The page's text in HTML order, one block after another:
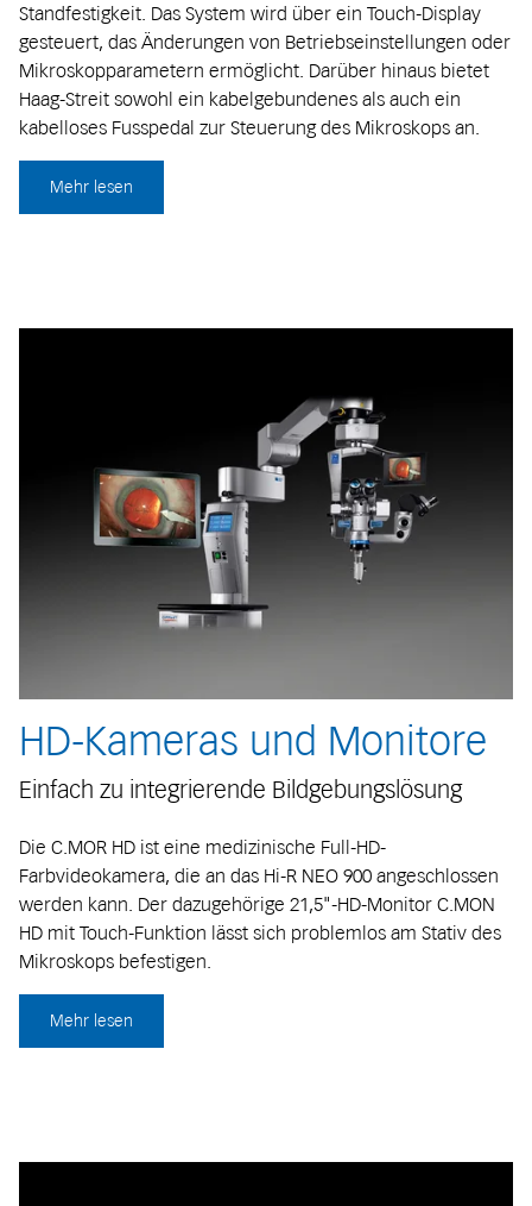
Standfestigkeit. Das System wird über ein Touch-Display
gesteuert, das Änderungen von Betriebseinstellungen oder
Mikroskopparametern ermöglicht. Darüber hinaus bietet
Haag-Streit sowohl ein kabelgebundenes als auch ein
kabelloses Fusspedal zur Steuerung des Mikroskops an.
Mehr lesen
HD-Kameras und Monitore
Einfach zu integrierende Bildgebungslösung
Die C.MOR HD ist eine medizinische Full-HD-
Farbvideokamera, die an das Hi-R NEO 900 angeschlossen
werden kann. Der dazugehörige 21,5"-HD-Monitor C.MON
HD mit Touch-Funktion lässt sich problemlos am Stativ des
Mikroskops befestigen.
Mehr lesen